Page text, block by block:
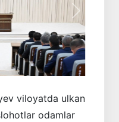
Keyingi
viloyatda ulkan
odamlar